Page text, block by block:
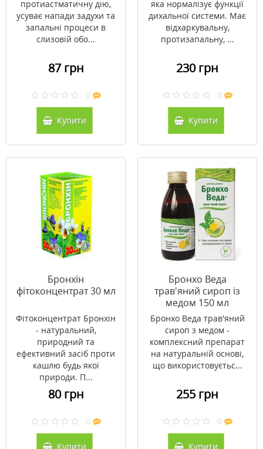
протиастматичну дію,
усуває напади задухи та
запальні процеси в
слизовій обо...
87 грн
0
Купити
яка нормалізує функції
дихальної системи. Має
відхаркувальну,
протизапальну, ...
230 грн
0
Купити
Бронхін
фітоконцентрат 30 мл
Фітоконцентрат Бронхін
- натуральний,
природний та
ефективний засіб проти
кашлю будь якої
природи. П...
80 грн
0
Купити
Бронхо Веда
трав'яний сироп із
медом 150 мл
Бронхо Веда трав'яний
сироп з медом -
комплексний препарат
на натуральній основі,
що використовуєтьс...
255 грн
0
Купити